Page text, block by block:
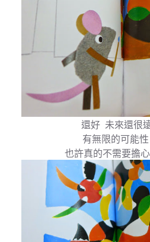
還好 未來還很
有無限的可能性
也許真的不需要擔